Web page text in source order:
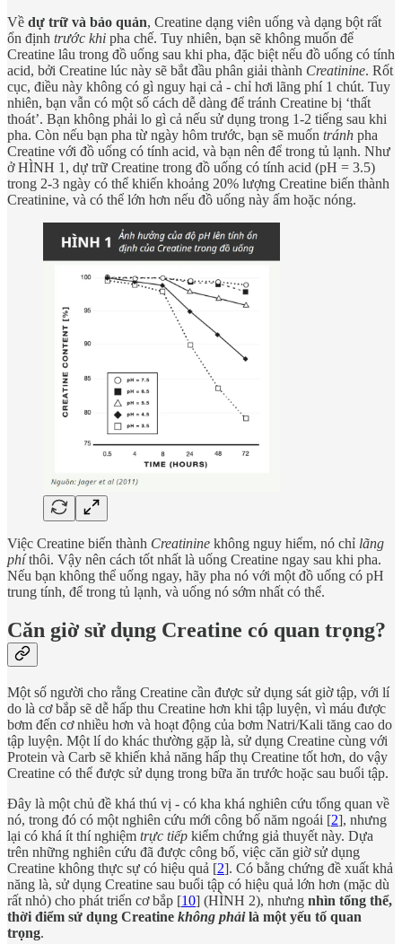
Về dự trữ và bảo quản, Creatine dạng viên uống và dạng bột rất
ổn định trước khi pha chế. Tuy nhiên, bạn sẽ không muốn để
Creatine lâu trong đồ uống sau khi pha, đặc biệt nếu đồ uống có tính
acid, bởi Creatine lúc này sẽ bắt đầu phân giải thành Creatinine. Rốt
cục, điều này không có gì nguy hại cả - chỉ hơi lãng phí 1 chút. Tuy
nhiên, bạn vẫn có một số cách dễ dàng để tránh Creatine bị ‘thất
thoát’. Bạn không phải lo gì cả nếu sử dụng trong 1-2 tiếng sau khi
pha. Còn nếu bạn pha từ ngày hôm trước, bạn sẽ muốn tránh pha
Creatine với đồ uống có tính acid, và bạn nên để trong tủ lạnh. Như
ở HÌNH 1, dự trữ Creatine trong đồ uống có tính acid (pH = 3.5)
trong 2-3 ngày có thể khiến khoảng 20% lượng Creatine biến thành
Creatinine, và có thể lớn hơn nếu đồ uống này ấm hoặc nóng.
Việc Creatine biến thành Creatinine không nguy hiểm, nó chỉ lãng
phíthôi. Vậy nên cách tốt nhất là uống Creatine ngay sau khi pha.
Nếu bạn không thể uống ngay, hãy pha nó với một đồ uống có pH
trung tính, để trong tủ lạnh, và uống nó sớm nhất có thể.
Căn giờ sử dụng Creatine có quan trọng?
Một số người cho rằng Creatine cần được sử dụng sát giờ tập, với lí
do là cơ bắp sẽ dễ hấp thu Creatine hơn khi tập luyện, vì máu được
bơm đến cơ nhiều hơn và hoạt động của bơm Natri/Kali tăng cao do
tập luyện. Một lí do khác thường gặp là, sử dụng Creatine cùng với
Protein và Carb sẽ khiến khả năng hấp thụ Creatine tốt hơn, do vậy
Creatine có thể được sử dụng trong bữa ăn trước hoặc sau buổi tập.
Đây là một chủ đề khá thú vị - có kha khá nghiên cứu tổng quan về
nó, trong đó có một nghiên cứu mới công bố năm ngoái [2], nhưng
lại có khá ít thí nghiệm trực tiếp kiểm chứng giả thuyết này. Dựa
trên những nghiên cứu đã được công bố, việc căn giờ sử dụng
Creatine không thực sự có hiệu quả [2]. Có bằng chứng đề xuất khả
năng là, sử dụng Creatine sau buổi tập có hiệu quả lớn hơn (mặc dù
rất nhỏ) cho phát triển cơ bắp [10] (HÌNH 2), nhưng nhìn tổng thể,
thời điểm sử dụng Creatine không phảilà một yếu tố quan
trọng.